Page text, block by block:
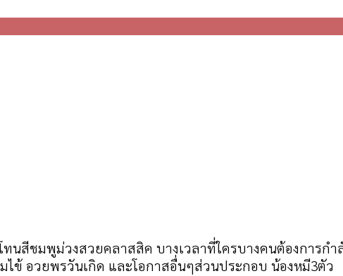
นสีชมพูม่วงสวยคลาสสิค บางเวลาที่ใครบางคนต้องการก
ไข้ อวยพรวันเกิด และโอกาสอื่นๆส่วนประกอบ น้องหมี3ตัว